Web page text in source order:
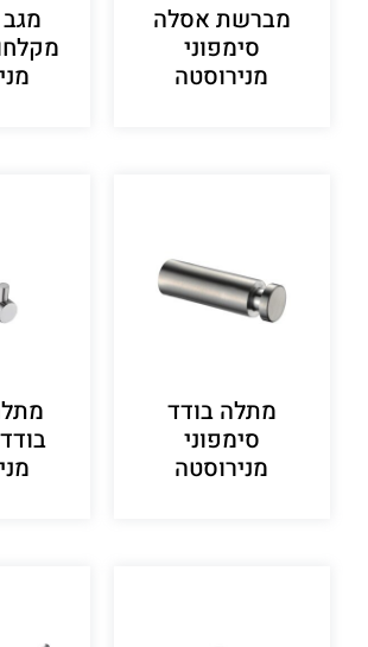
מברשת אסלה
סימפוני
מנירוסטה
מתלה בודד
סימפוני
מנירוסטה